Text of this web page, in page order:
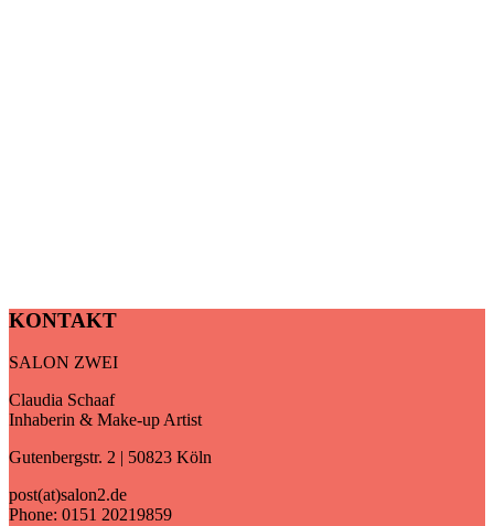
KONTAKT
SALON ZWEI
Claudia Schaaf
Inhaberin & Make-up Artist
Gutenbergstr. 2 | 50823 Köln
post(at)salon2.de
Phone: 0151 20219859